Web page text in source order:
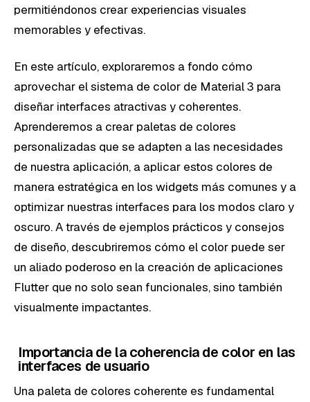
permitiéndonos crear experiencias visuales
memorables y efectivas.
En este artículo, exploraremos a fondo cómo
aprovechar el sistema de color de Material 3 para
diseñar interfaces atractivas y coherentes.
Aprenderemos a crear paletas de colores
personalizadas que se adapten a las necesidades
de nuestra aplicación, a aplicar estos colores de
manera estratégica en los widgets más comunes y a
optimizar nuestras interfaces para los modos claro y
oscuro. A través de ejemplos prácticos y consejos
de diseño, descubriremos cómo el color puede ser
un aliado poderoso en la creación de aplicaciones
Flutter que no solo sean funcionales, sino también
visualmente impactantes.
Importancia de la coherencia de color en las
interfaces de usuario
Una paleta de colores coherente es fundamental